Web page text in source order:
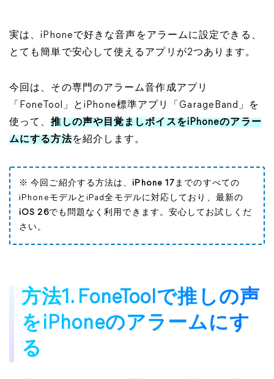
実は、iPhoneで好きな音声をアラームに設定できる、
とても簡単で安心して使えるアプリが2つあります。
今回は、その専門のアラーム音作成アプリ
「FoneTool」とiPhone標準アプリ「GarageBand」を
使って、推しの声や目覚ましボイスをiPhoneのアラー
ムにする方法を紹介します。
※ 今回ご紹介する方法は、 iPhone 17 までのすべての
iPhoneモデルとiPad全モデルに対応しており、最新の
iOS 26でも問題なく利用できます。安心してお試しくだ
さい。
方法1. FoneToolで推しの声
をiPhoneのアラームにす
る